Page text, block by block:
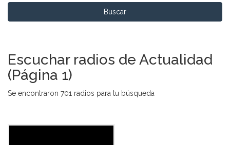
Buscar
Escuchar radios de Actualidad
(Página 1)
Se encontraron 701 radios para tu búsqueda